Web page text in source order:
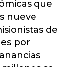
que
nueve
de
por